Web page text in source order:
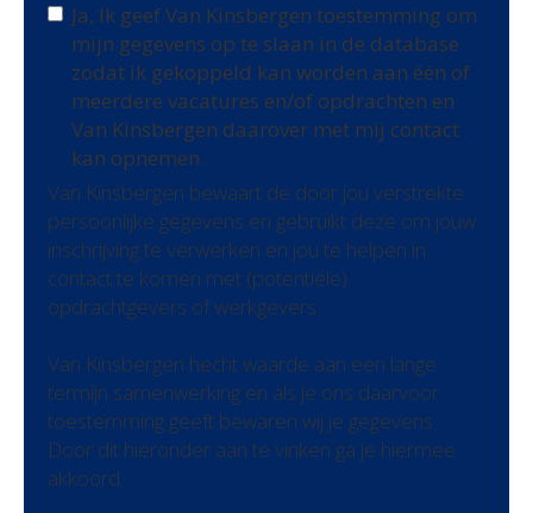
Ja, Ik geef Van Kinsbergen toestemming om
mijn gegevens op te slaan in de database
zodat ik gekoppeld kan worden aan één of
meerdere vacatures en/of opdrachten en
Van Kinsbergen daarover met mij contact
kan opnemen.
Van Kinsbergen bewaart de door jou verstrekte
persoonlijke gegevens en gebruikt deze om jouw
inschrijving te verwerken en jou te helpen in
contact te komen met (potentiële)
opdrachtgevers of werkgevers.
Van Kinsbergen hecht waarde aan een lange
termijn samenwerking en als je ons daarvoor
toestemming geeft bewaren wij je gegevens.
Door dit hieronder aan te vinken ga je hiermee
akkoord.